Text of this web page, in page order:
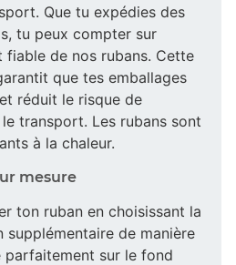
Que tu expédies des
tu peux compter sur
fiable de nos rubans. Cette
que tes emballages
réduit le risque de
transport. Les rubans sont
à la chaleur.
mesure
ton ruban en choisissant la
supplémentaire de manière
sur le fond